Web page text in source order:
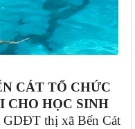
CÁT TỔ CHỨC
HỌC SINH
GDĐT thị xã Bến Cát